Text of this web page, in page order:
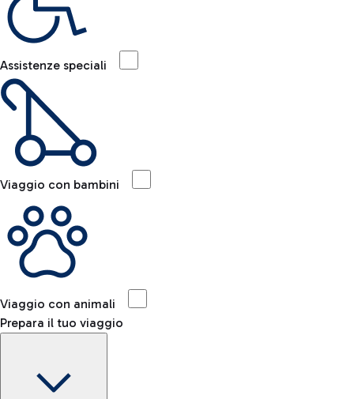
Assistenze speciali
Viaggio con bambini
Viaggio con animali
Prepara il tuo viaggio